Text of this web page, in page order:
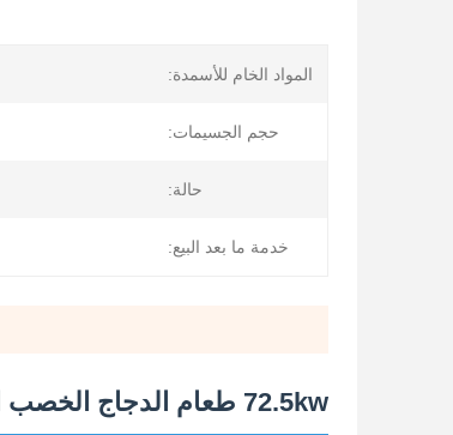
المواد الخام للأسمدة:
حجم الجسيمات:
حالة:
خدمة ما بعد البيع:
72.5kw طعام الدجاج الخصب العضوي